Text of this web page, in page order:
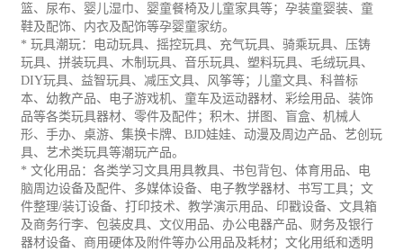
篮、尿布、婴儿湿巾、婴童餐椅及儿童家具等； 孕装童婴装、童
鞋及配饰、内衣及配饰等孕婴童家纺。
* 玩具潮玩： 电动玩具、摇控玩具、充气玩具、 骑乘玩具、 压铸
玩具、拼装玩具、木制玩具、 音乐玩具、 塑料玩具、毛绒玩具、
DIY玩具、 益智玩具、减压文具、风筝等；儿童文具、科普标
本、幼教产品、电子游戏机、童车及运动器材、彩绘用品、装饰
品等各类玩具器材、零件及配件；积木、拼图、盲盒、机械人
形、手办、桌游、集换卡牌、 BJD娃娃、动漫及周边产品、艺创玩
具、艺术类玩具等潮玩产品。
* 文化用品：各类学习文具用具教具、书包背包、体育用品、电
脑周边设备及配件、多媒体设备、电子教学器材、书写工具；文
件整理/装订设备、打印技术、教学演示用品、印戳设备、文具箱
及商务行李、包装皮具、文仪用品、 办公 电器产品、财务及银行
器材设备、商用硬体及附件等办公用品及耗材；文化用纸和透明